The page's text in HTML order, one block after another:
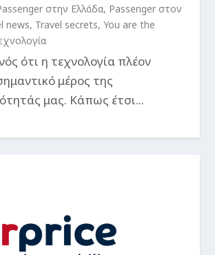
στην Ελλάδα, Passenger στον
news, Travel secrets,You are the
ότι η τεχνολογία πλέον
μέρος της
μας. Κάπως έτσι...